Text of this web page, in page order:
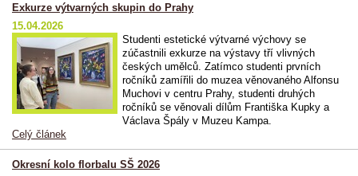
Exkurze výtvarných skupin do Prahy
15.04.2026
Studenti estetické výtvarné výchovy se
zúčastnili exkurze na výstavy tří vlivných
českých umělců. Zatímco studenti prvních
ročníků zamířili do muzea věnovaného Alfonsu
Muchovi v centru Prahy, studenti druhých
ročníků se věnovali dílům Františka Kupky a
Václava Špály v Muzeu Kampa.
Celý článek
Okresní kolo florbalu SŠ 2026